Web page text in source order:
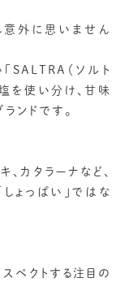
意外に思いません
SALTRA（ソルト
を使い分け、甘味
ンドです。
カタラーナなど、
ょっぱい」ではな
ペクトする注目の